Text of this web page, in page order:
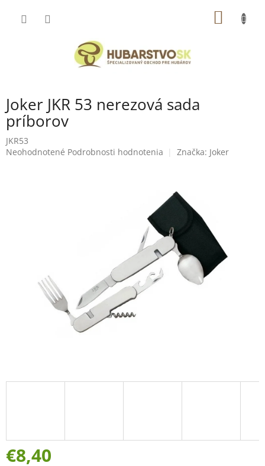
Joker JKR 53 nerezová sada
príborov
JKR53
Priemerné
Neohodnotené Podrobnosti hodnotenia Značka: Joker
€8,40